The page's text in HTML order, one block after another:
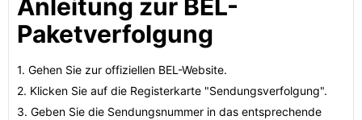
Anleitung zur BEL-
Paketverfolgung
1. Gehen Sie zur offiziellen BEL-Website.
2. Klicken Sie auf die Registerkarte "Sendungsverfolgung".
3. Geben Sie die Sendungsnummer in das entsprechende